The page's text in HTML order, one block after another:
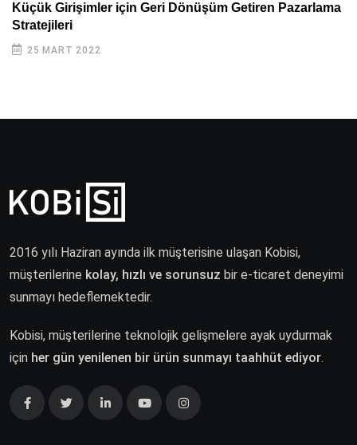
Küçük Girişimler için Geri Dönüşüm Getiren Pazarlama
Stratejileri
25 MART 2022
2016 yılı Haziran ayında ilk müşterisine ulaşan Kobisi,
müşterilerine kolay, hızlı ve sorunsuz bir e-ticaret deneyimi
sunmayı hedeflemektedir.
Kobisi, müşterilerine teknolojik gelişmelere ayak uydurmak
için her gün yenilenen bir ürün sunmayı taahhüt ediyor.